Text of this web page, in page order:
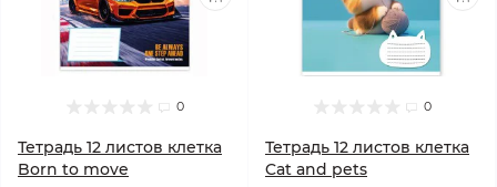
0
Тетрадь 12 листов клетка
Born to move
0
Тетрадь 12 листов клетка
Cat and pets